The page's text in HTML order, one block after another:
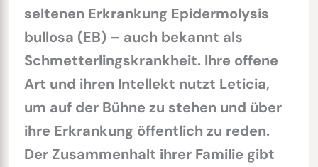
seltenen Erkrankung Epidermolysis
bullosa (EB) – auch bekannt als
Schmetterlingskrankheit. Ihre offene
Art und ihren Intellekt nutzt Leticia,
um auf der Bühne zu stehen und über
ihre Erkrankung öffentlich zu reden.
Der Zusammenhalt ihrer Familie gibt